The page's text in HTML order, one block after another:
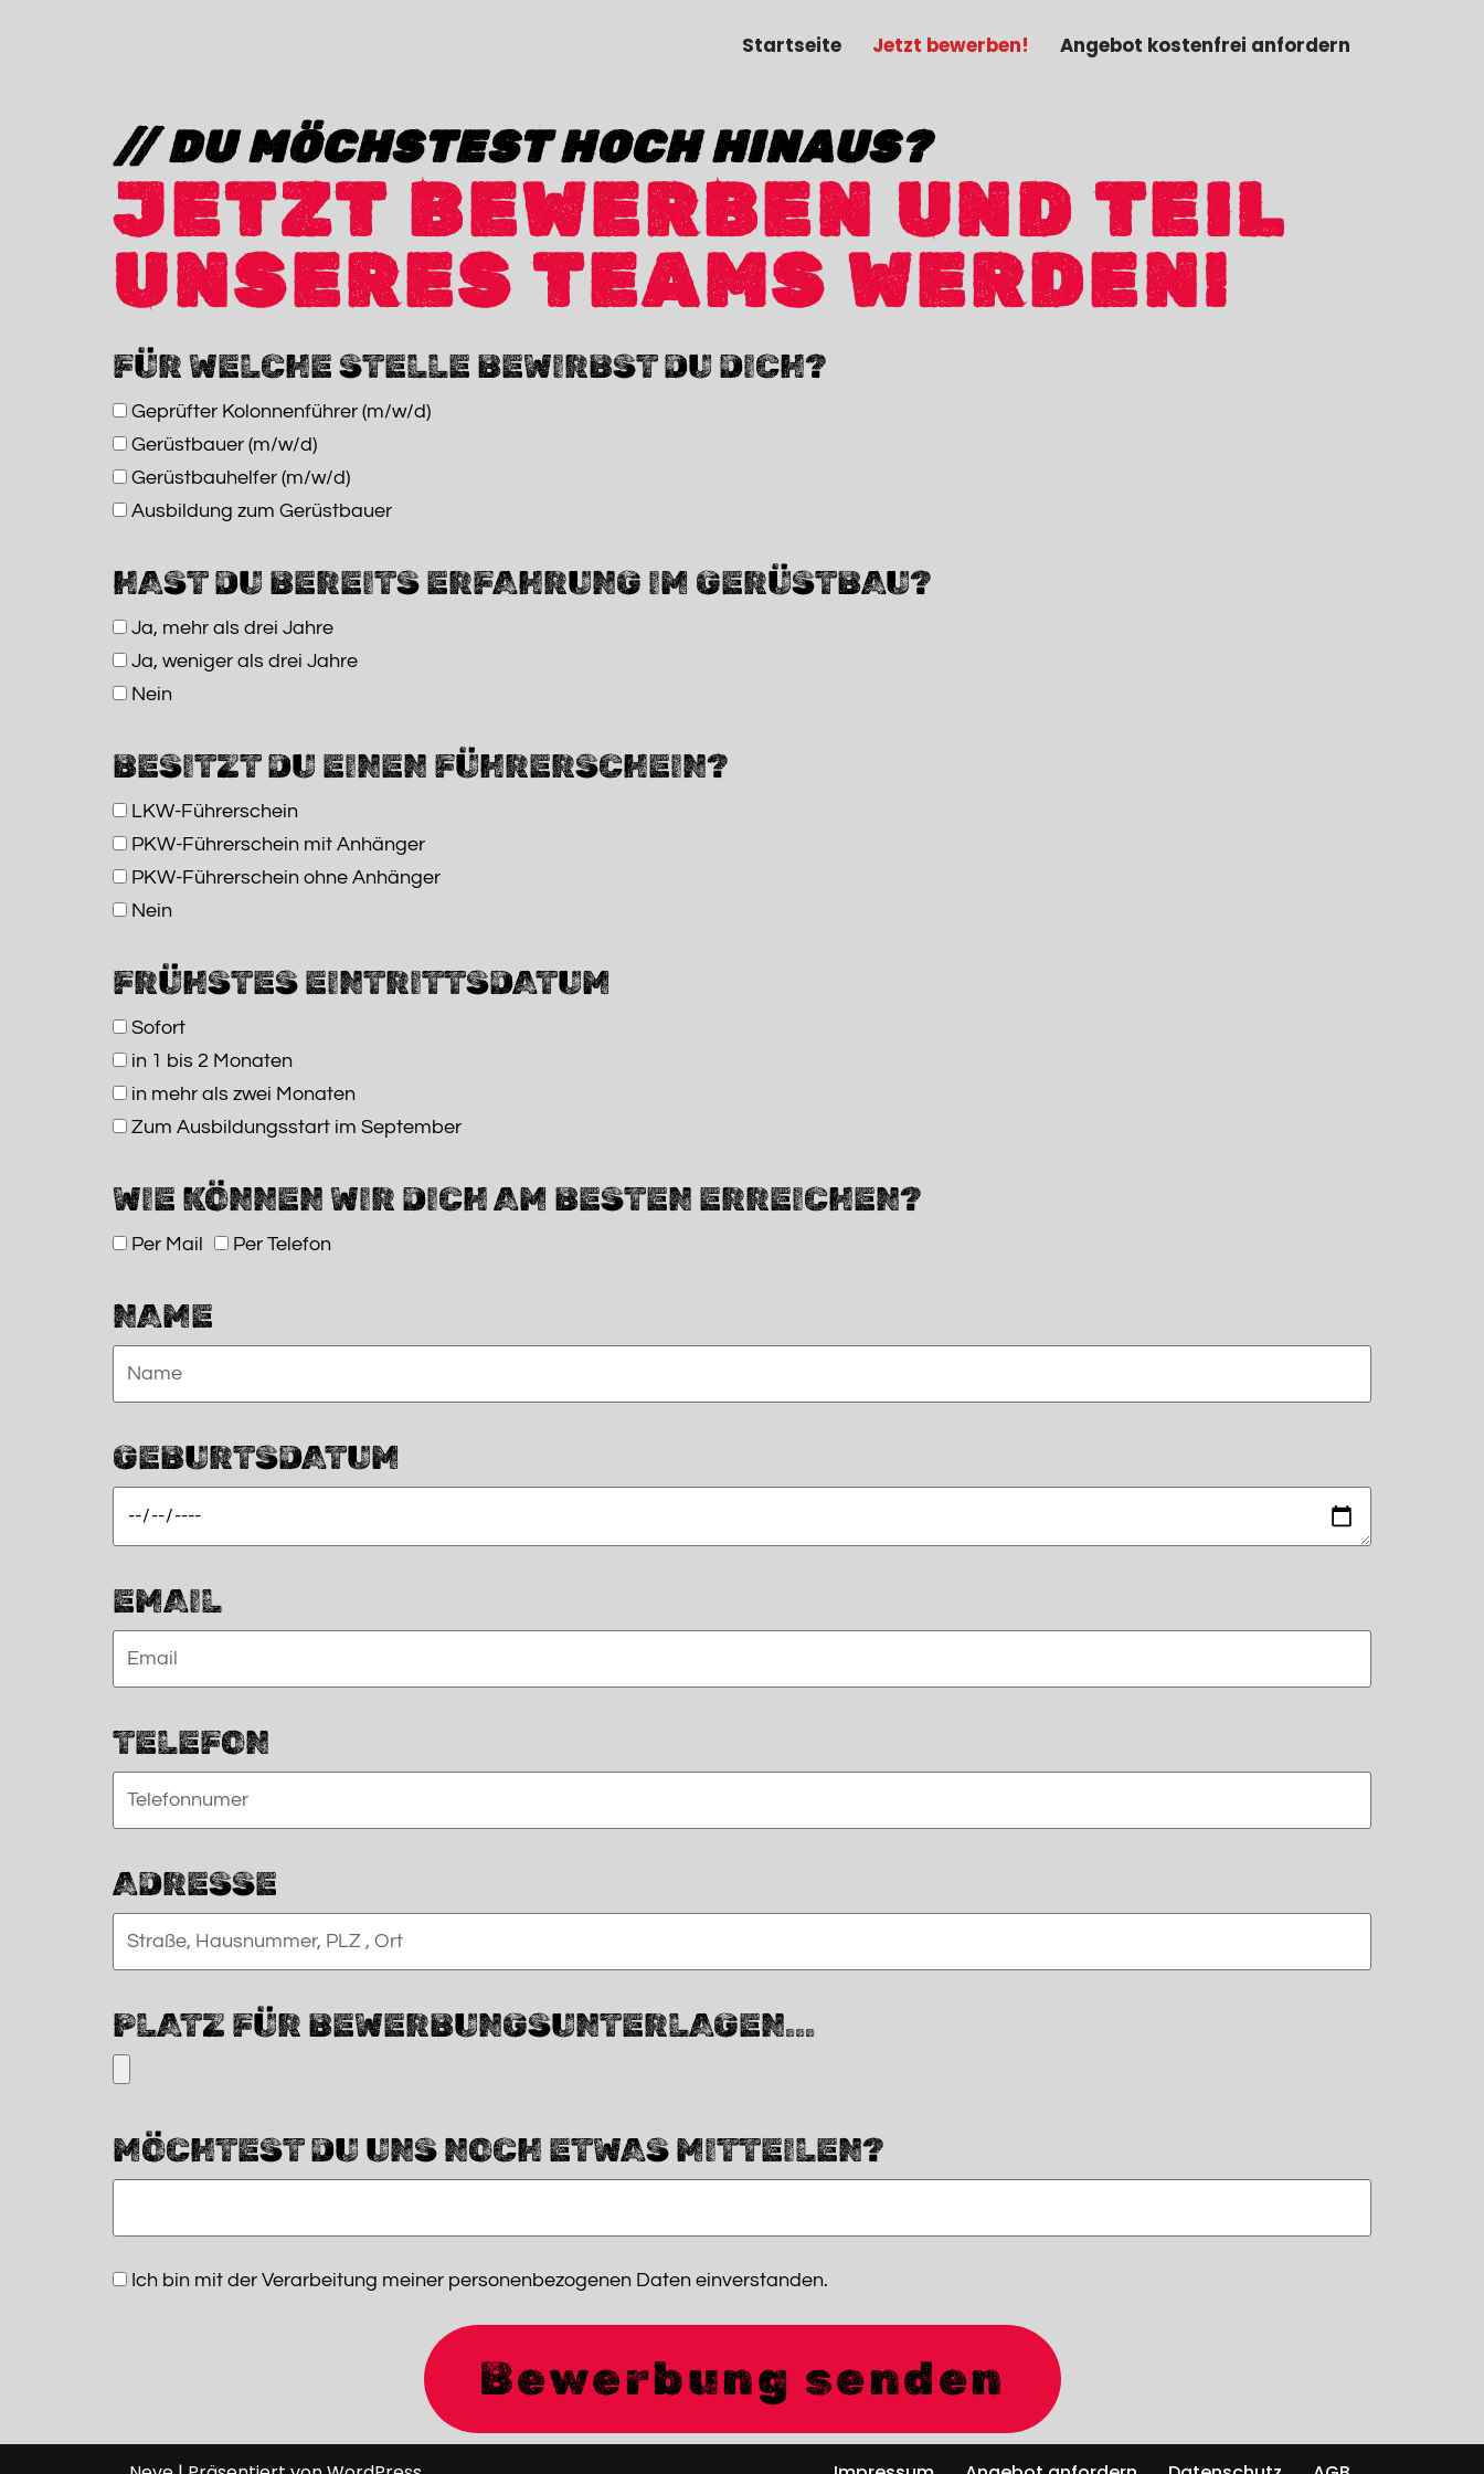
Startseite Jetzt bewerben! Angebot kostenfrei anfordern
// DU MÖCHSTEST HOCH HINAUS?
JETZT BEWERBEN UND TEIL
UNSERES TEAMS WERDEN!
FÜR WELCHE STELLE BEWIRBST DU DICH?
Geprüfter Kolonnenführer (m/w/d)
Gerüstbauer (m/w/d)
Gerüstbauhelfer (m/w/d)
Ausbildung zum Gerüstbauer
HAST DU BEREITS ERFAHRUNG IM GERÜSTBAU?
Ja, mehr als drei Jahre
Ja, weniger als drei Jahre
Nein
BESITZT DU EINEN FÜHRERSCHEIN?
LKW-Führerschein
PKW-Führerschein mit Anhänger
PKW-Führerschein ohne Anhänger
Nein
FRÜHSTES EINTRITTSDATUM
Sofort
in 1 bis 2 Monaten
in mehr als zwei Monaten
Zum Ausbildungsstart im September
WIE KÖNNEN WIR DICH AM BESTEN ERREICHEN?
Per Mail Per Telefon
NAME
GEBURTSDATUM
EMAIL
TELEFON
ADRESSE
PLATZ FÜR BEWERBUNGSUNTERLAGEN...
MÖCHTEST DU UNS NOCH ETWAS MITTEILEN?
Ich bin mit der Verarbeitung meiner personenbezogenen Daten einverstanden.
Bewerbung senden